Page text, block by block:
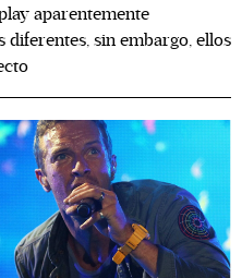
aparentemente
sin embargo, ellos